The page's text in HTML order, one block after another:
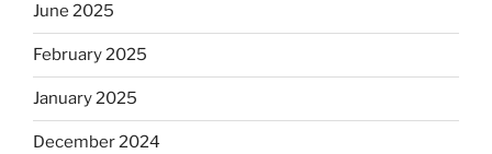
June 2025
February 2025
January 2025
December 2024